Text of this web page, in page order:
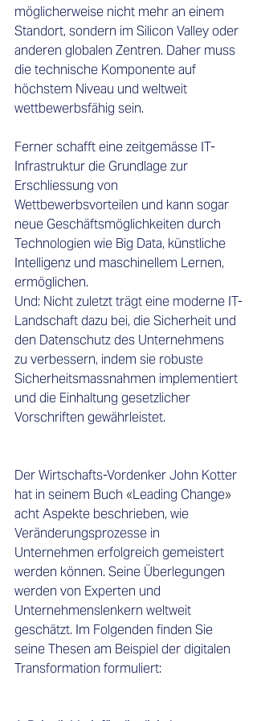
möglicherweise nicht mehr an einem
Standort, sondern im Silicon Valley oder
anderen globalen Zentren. Daher muss
die technische Komponente auf
höchstem Niveau und weltweit
wettbewerbsfähig sein.
Ferner schafft eine zeitgemässe IT-
Infrastruktur die Grundlage zur
Erschliessung von
Wettbewerbsvorteilen und kann sogar
neue Geschäftsmöglichkeiten durch
Technologien wie Big Data, künstliche
Intelligenz und maschinellem Lernen,
ermöglichen.
Und: Nicht zuletzt trägt eine moderne IT-
Landschaft dazu bei, die Sicherheit und
den Datenschutz des Unternehmens
zu verbessern, indem sie robuste
Sicherheitsmassnahmen implementiert
und die Einhaltung gesetzlicher
Vorschriften gewährleistet.
Der Wirtschafts-Vordenker John Kotter
hat in seinem Buch «Leading Change»
acht Aspekte beschrieben, wie
Veränderungsprozesse in
Unternehmen erfolgreich gemeistert
werden können. Seine Überlegungen
werden von Experten und
Unternehmenslenkern weltweit
geschätzt. Im Folgenden finden Sie
seine Thesen am Beispiel der digitalen
Transformation formuliert: